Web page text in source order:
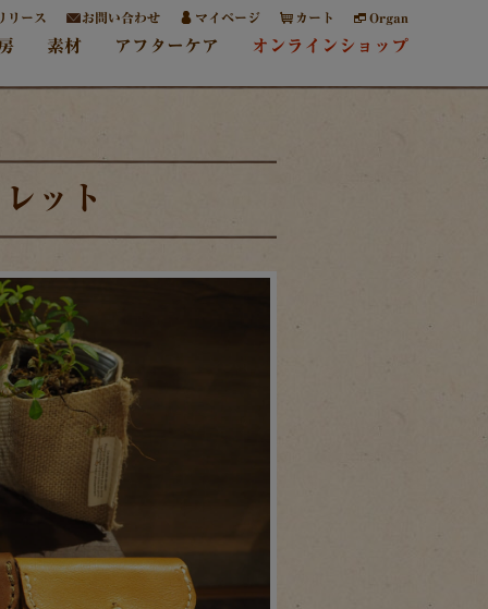
リース お問い合わせ マイページ カート Organ
素材 アフターケア オンラインショップ
ット